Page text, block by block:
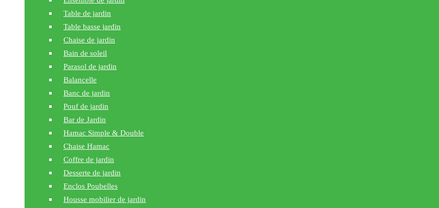
Table de jardin
Table basse jardin
Chaise de jardin
Bain de soleil
Parasol de jardin
Balancelle
Banc de jardin
Pouf de jardin
Bar de Jardin
Hamac Simple & Double
Chaise Hamac
Coffre de jardin
Desserte de jardin
Enclos Poubelles
Housse mobilier de jardin